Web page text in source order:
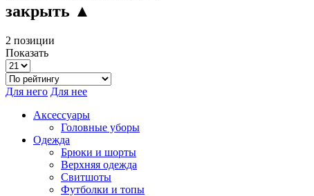
закрыть ▲
2 позиции
Показать
Для него Для нее
Аксессуары
Головные уборы
Одежда
Брюки и шорты
Верхняя одежда
Свитшоты
Футболки и топы